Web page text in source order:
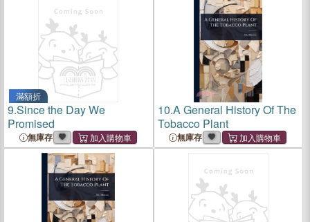
滿額折
9.Since the Day We
Promised
無庫存
10.A General History Of The
Tobacco Plant
無庫存